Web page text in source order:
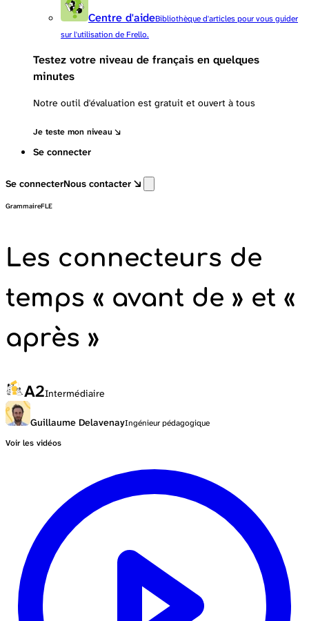
Centre d'aideBibliothèque d'articles pour vous guider
sur l'utilisation de Frello.
Testez votre niveau de français en quelques
minutes
Notre outil d'évaluation est gratuit et ouvert à tous
Je teste mon niveau
Se connecter
Se connecterNous contacter
GrammaireFLE
Les connecteurs de
temps « avant de » et «
après »
A2Intermédiaire
Guillaume DelavenayIngénieur pédagogique
Voir les vidéos